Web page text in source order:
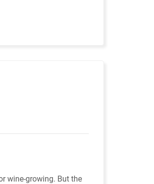
wine-growing. But the